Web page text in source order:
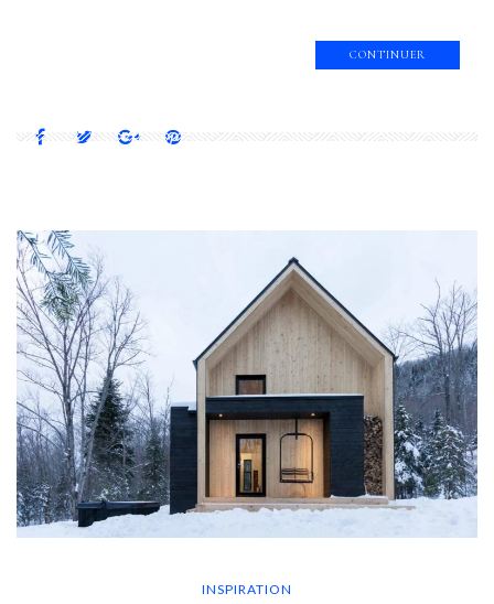
CONTINUER
INSPIRATION